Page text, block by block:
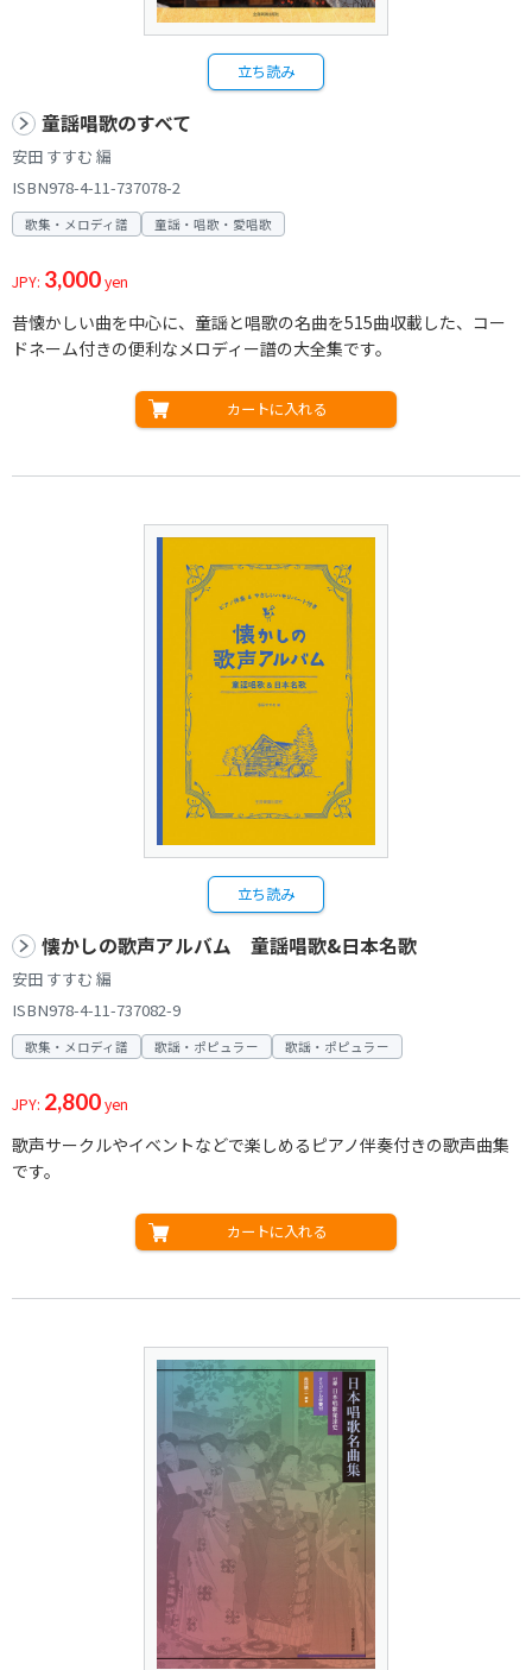
立ち読み
童謡唱歌のすべて
安田 すすむ 編
ISBN978-4-11-737078-2
歌集・メロディ譜 童謡・唱歌・愛唱歌
JPY: 3,000yen
昔懐かしい曲を中心に、童謡と唱歌の名曲を515曲収載した、コー
ドネーム付きの便利なメロディー譜の大全集です。
カートに入れる
立ち読み
懐かしの歌声アルバム 童謡唱歌&日本名歌
安田 すすむ 編
ISBN978-4-11-737082-9
歌集・メロディ譜 歌謡・ポピュラー 歌謡・ポピュラー
JPY: 2,800yen
歌声サークルやイベントなどで楽しめるピアノ伴奏付きの歌声曲集
です。
カートに入れる